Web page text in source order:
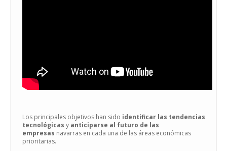
Los principales objetivos han sido identificar las tendencias
tecnológicas y anticiparse al futuro de las
empresas navarras en cada una de las áreas económicas
prioritarias.